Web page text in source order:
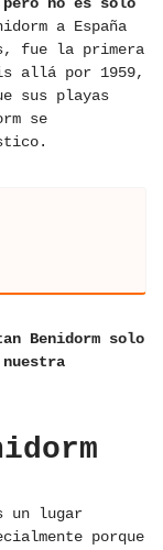
pero no es solo
a España
fue la primera
allá por 1959,
sus playas
se
Benidorm solo
un lugar
porque